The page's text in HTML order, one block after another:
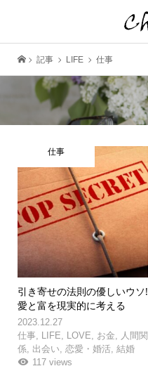
記事 LIFE 仕事
仕事
引き寄せの法則の優しいウソ!
愛と富を現実的に考える
2023.12.27
仕事
LIFE LOVE お金
人間関
係
出会い 恋愛・婚活, 結婚
117 views